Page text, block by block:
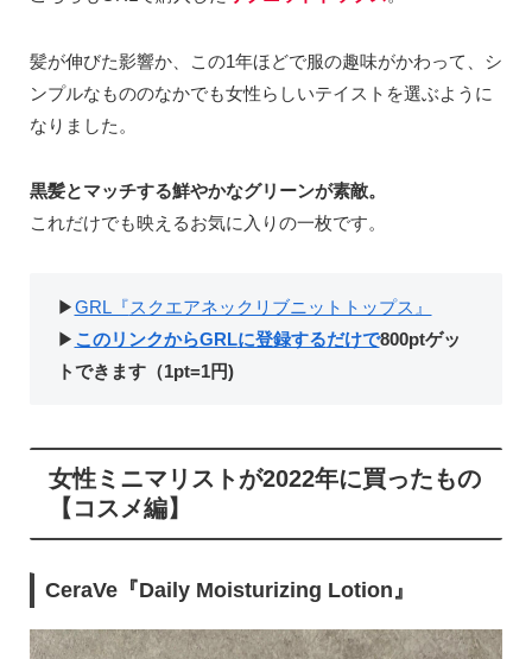
髪が伸びた影響か、この1年ほどで服の趣味がかわって、シ
ンプルなもののなかでも女性らしいテイストを選ぶように
なりました。
黒髪とマッチする鮮やかなグリーンが素敵。
これだけでも映えるお気に入りの一枚です。
▶︎GRL『スクエアネックリブニットトップス』
▶︎ このリンクからGRLに登録するだけで800ptゲッ
トできます（1pt=1円)
女性ミニマリストが2022年に買ったもの
【コスメ編】
CeraVe『Daily Moisturizing Lotion』